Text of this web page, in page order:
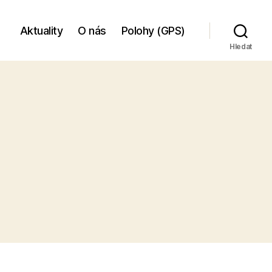
Aktuality O nás Polohy (GPS)
Hledat